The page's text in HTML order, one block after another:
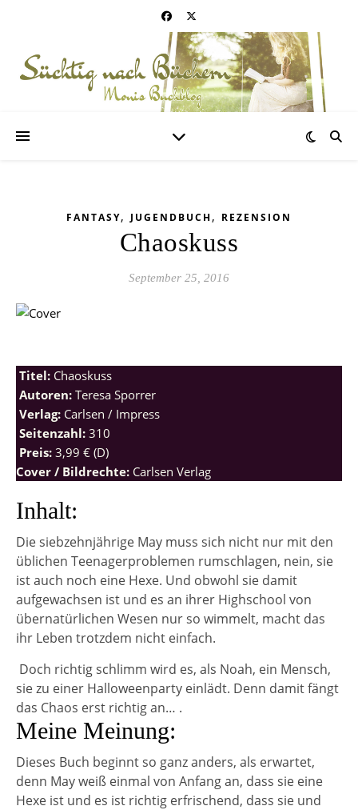
FANTASY, JUGENDBUCH, REZENSION
Chaoskuss
September 25, 2016
Titel: Chaoskuss
Autoren: Teresa Sporrer
Verlag: Carlsen / Impress
Seitenzahl: 310
Preis: 3,99 € (D)
Cover / Bildrechte: Carlsen Verlag
Inhalt:
Die siebzehnjährige May muss sich nicht nur mit den
üblichen Teenagerproblemen rumschlagen, nein, sie
ist auch noch eine Hexe. Und obwohl sie damit
aufgewachsen ist und es an ihrer Highschool von
übernatürlichen Wesen nur so wimmelt, macht das
ihr Leben trotzdem nicht einfach.
Doch richtig schlimm wird es, als Noah, ein Mensch,
sie zu einer Halloweenparty einlädt. Denn damit fängt
das Chaos erst richtig an… .
Meine Meinung:
Dieses Buch beginnt so ganz anders, als erwartet,
denn May weiß einmal von Anfang an, dass sie eine
Hexe ist und es ist richtig erfrischend, dass sie und